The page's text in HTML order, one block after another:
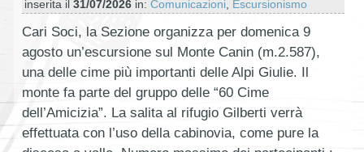
inserita il 31/07/2026 in: Comunicazioni Escursionismo
Cari Soci, la Sezione organizza per domenica 9
agosto un’escursione sul Monte Canin (m.2.587),
una delle cime più importanti delle Alpi Giulie. Il
monte fa parte del gruppo delle “60 Cime
dell’Amicizia”. La salita al rifugio Gilberti verrà
effettuata con l’uso della cabinovia, come pure la